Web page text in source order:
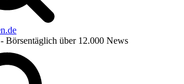
- Börsentäglich über 12.000 News